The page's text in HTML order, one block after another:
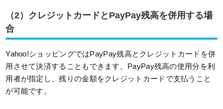
（2）クレジットカードとPayPay残高を併用する場
合
Yahoo!ショッピングではPayPay残高とクレジットカードを併
用させて決済することもできます。PayPay残高の使用分を利
用者が指定し、残りの金額をクレジットカードで支払うこと
が可能です。